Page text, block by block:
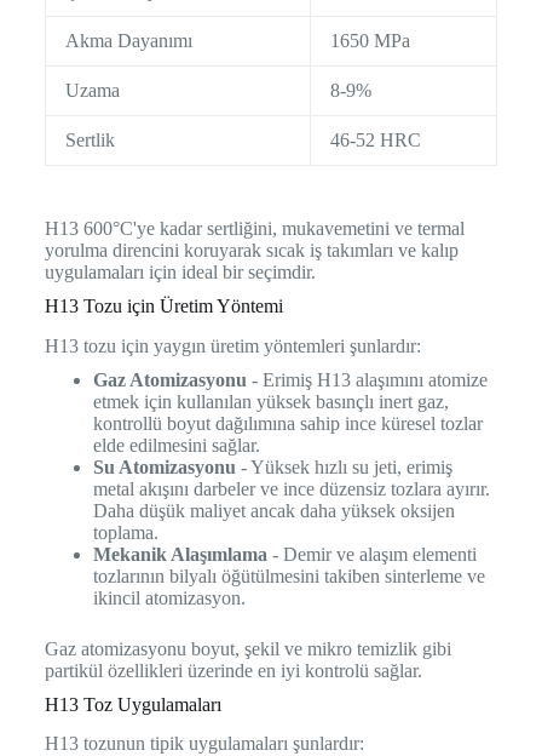
Akma Dayanımı 1650 MPa
Uzama 8-9%
Sertlik 46-52 HRC
H13 600°C'ye kadar sertliğini, mukavemetini ve termal
yorulma direncini koruyarak sıcak iş takımları ve kalıp
uygulamaları için ideal bir seçimdir.
H13 Tozu için Üretim Yöntemi
H13 tozu için yaygın üretim yöntemleri şunlardır:
Gaz Atomizasyonu - Erimiş H13 alaşımını atomize
etmek için kullanılan yüksek basınçlı inert gaz,
kontrollü boyut dağılımına sahip ince küresel tozlar
elde edilmesini sağlar.
Su Atomizasyonu - Yüksek hızlı su jeti, erimiş
metal akışını darbeler ve ince düzensiz tozlara ayırır.
Daha düşük maliyet ancak daha yüksek oksijen
toplama.
Mekanik Alaşımlama - Demir ve alaşım elementi
tozlarının bilyalı öğütülmesini takiben sinterleme ve
ikincil atomizasyon.
Gaz atomizasyonu boyut, şekil ve mikro temizlik gibi
partikül özellikleri üzerinde en iyi kontrolü sağlar.
H13 Toz Uygulamaları
H13 tozunun tipik uygulamaları şunlardır: